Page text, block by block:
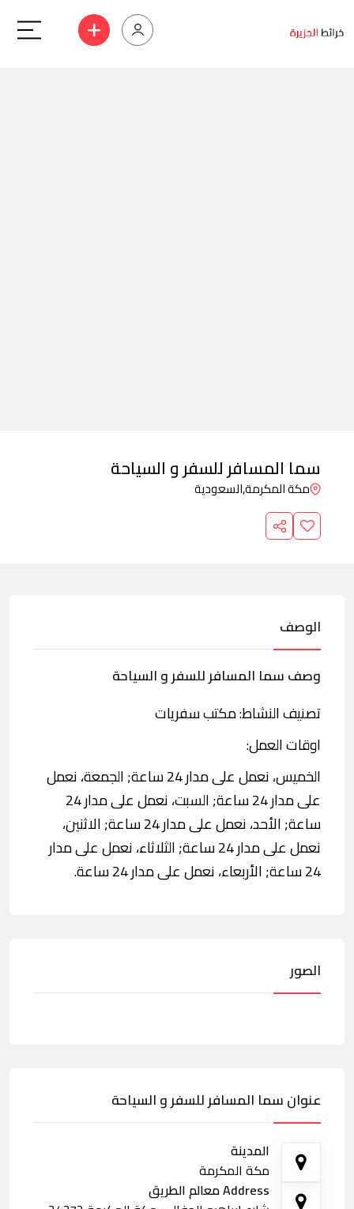
سما المسافر للسفر و السياحة
مكة المكرمة,السعودية
الوصف
وصف سما المسافر للسفر و السياحة
تصنيف النشاط: مكتب سفريات
اوقات العمل:
الخميس، نعمل على مدار 24 ساعة; الجمعة، نعمل
على مدار 24 ساعة; السبت، نعمل على مدار 24
ساعة; الأحد، نعمل على مدار 24 ساعة; الاثنين،
نعمل على مدار 24 ساعة; الثلاثاء، نعمل على مدار
24 ساعة; الأربعاء، نعمل على مدار 24 ساعة.
الصور
عنوان سما المسافر للسفر و السياحة
المدينة
مكة المكرمة
Address معالم الطريق